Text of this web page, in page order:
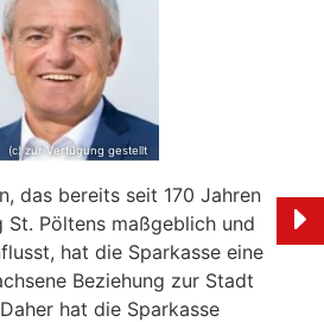
das bereits seit 170 Jahren
St. Pöltens maßgeblich und
hat die Sparkasse eine
Beziehung zur Stadt
hat die Sparkasse
(c) zur Verfügung gestellt
Ich